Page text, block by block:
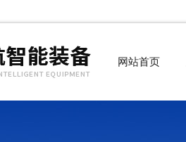
网站首页